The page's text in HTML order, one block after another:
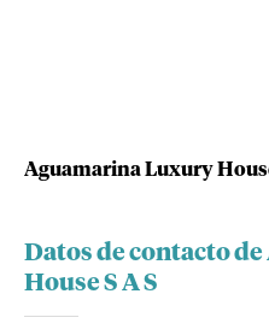
Aguamarina Luxury
Datos de contacto
House S A S